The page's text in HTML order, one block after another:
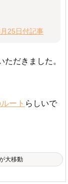
25日付記事
だきました。
ート らしいで
大移動